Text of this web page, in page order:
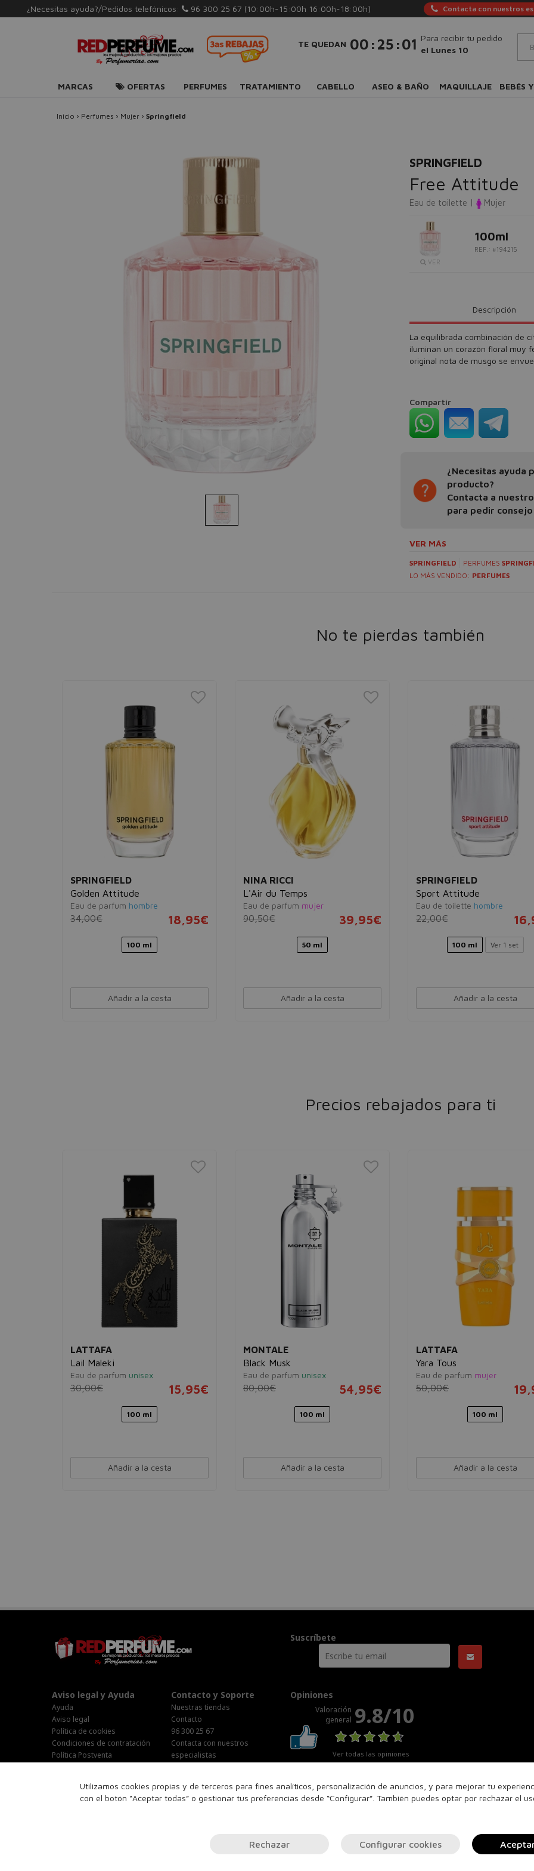
¿Necesitas ayuda?/Pedidos telefónicos: 96 300 25 67 (10:00h-15:00h 16:00h-18:00h) Contacta con nuestros
TE QUEDAN 00: 25:00
Para recibir tu pedido
el Lunes 10
MARCAS OFERTAS PERFUMES TRATAMIENTO CABELLO ASEO & BAÑO MAQUILLAJE BEBÉS
Inicio › Perfumes › Mujer › Springfield
SPRINGFIELD
Free Attitude
Eau de toilette | Mujer
VER
100ml
REF.: #194215
Descripción
La equilibrada combinación de
iluminan un corazón floral muy
original nota de musgo se
Compartir
¿Necesitas ayuda
producto?
Contacta a
para pedir consejo
VER MÁS
SPRINGFIELD PERFUMES
LO MÁS VENDIDO: PERFUMES
No te pierdas también
SPRINGFIELD
Golden Attitude
Eau de parfum hombre
34,00€ 18,95€
100 ml
Añadir a la cesta
NINA RICCI
L'Air du Temps
Eau de parfum mujer
90,50€ 39,95€
50 ml
Añadir a la cesta
SPRINGFIELD
Sport Attitude
Eau de toilette hombre
22,00€
100 ml Ver 1 set
Añadir a la cesta
Precios rebajados para ti
LATTAFA
Lail Maleki
Eau de parfum unisex
30,00€ 15,95€
100 ml
Añadir a la cesta
MONTALE
Black Musk
Eau de parfum unisex
80,00€ 54,95€
100 ml
Añadir a la cesta
LATTAFA
Yara Tous
Eau de parfum mujer
50,00€
100 ml
Añadir a la cesta
Utilizamos cookies propias y de terceros para fines analíticos, personalización de anuncios, y para mejorar tu
con el botón “Aceptar todas” o gestionar tus preferencias desde “Configurar”. También puedes optar por rechazar el
Rechazar Configurar cookies
Suscríbete
Aviso legal y Ayuda
Ayuda
Aviso legal
Política de cookies
Condiciones de contratación
Política Postventa
Contacto y Soporte
Nuestras tiendas
Contacto
96 300 25 67
Contacta con nuestros
especialistas
Lunes-Jueves : 9:00h-19:00h
Viernes : 9:00h-14:00h
Opiniones
Valoración
general 9.8/10
Ver todas las opiniones